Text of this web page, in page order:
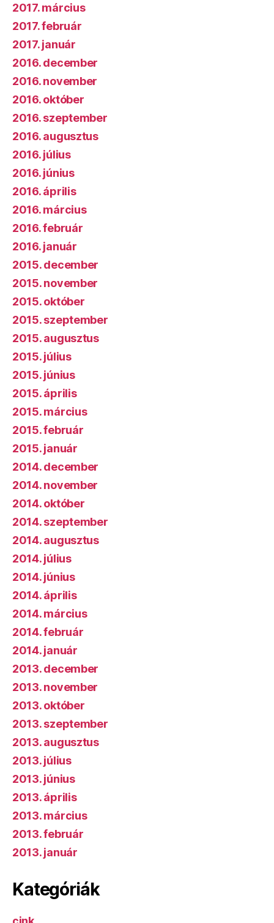
2017. március
2017. február
2017. január
2016. december
2016. november
2016. október
2016. szeptember
2016. augusztus
2016. július
2016. június
2016. április
2016. március
2016. február
2016. január
2015. december
2015. november
2015. október
2015. szeptember
2015. augusztus
2015. július
2015. június
2015. április
2015. március
2015. február
2015. január
2014. december
2014. november
2014. október
2014. szeptember
2014. augusztus
2014. július
2014. június
2014. április
2014. március
2014. február
2014. január
2013. december
2013. november
2013. október
2013. szeptember
2013. augusztus
2013. július
2013. június
2013. április
2013. március
2013. február
2013. január
Kategóriák